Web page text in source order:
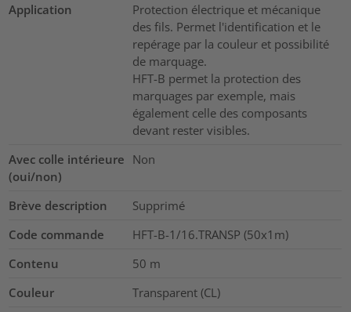
Application
Protection électrique et mécanique
des fils. Permet l'identification et le
repérage par la couleur et possibilité
de marquage.
HFT-B permet la protection des
marquages par exemple, mais
également celle des composants
devant rester visibles.
Avec colle intérieure
(oui/non)
Non
Brève description
Supprimé
Code commande
HFT-B-1/16.TRANSP (50x1m)
Contenu
50 m
Couleur
Transparent (CL)